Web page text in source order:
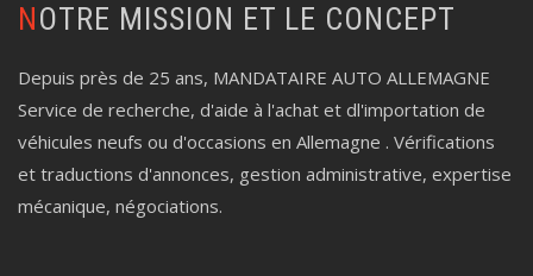
NOTRE MISSION ET LE CONCEPT
Depuis près de 25 ans, MANDATAIRE AUTO ALLEMAGNE
Service de recherche, d'aide à l'achat et dl'importation de
véhicules neufs ou d'occasions en Allemagne . Vérifications
et traductions d'annonces, gestion administrative, expertise
mécanique, négociations.